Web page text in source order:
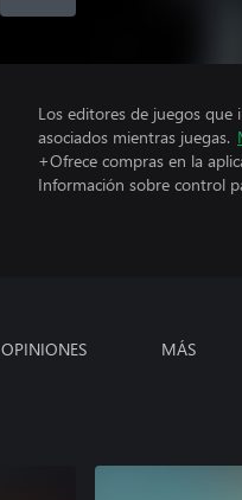
Los editores de juegos que
asociados mientras juegas.
+Ofrece compras en la
Información sobre control
OPINIONES MÁS